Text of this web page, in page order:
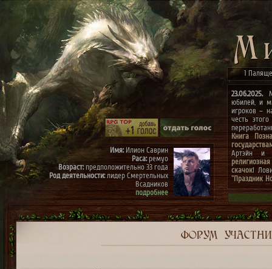
1
23.06.2025.
юбилей, и
игроков –
честь
Книга
Артэйн и
скачок!
"Праздник
конкурсах
архиве"(до
к
Имя:Илион Саврин
Раса:ремуо
Возраст:предположительно 33 года
Род деятельности:лидер Смертельных
Всадников
подробнее
Имя:Тэрис
Раса:ремуо
Возраст:предположительно 30 лет
подробнее
ФОРУМ